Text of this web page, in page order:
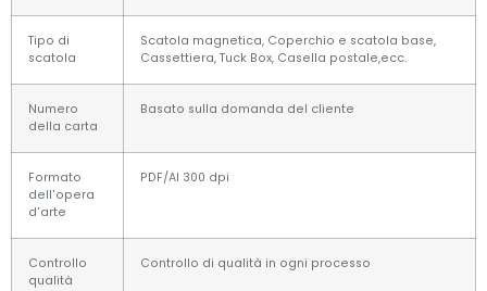
Tipo di
scatola
Scatola magnetica, Coperchio e scatola base,
Cassettiera, Tuck Box, Casella postale,ecc.
Numero
della carta
Basato sulla domanda del cliente
Formato
dell'opera
d'arte
PDF/AI 300 dpi
Controllo
qualità
Controllo di qualità in ogni processo